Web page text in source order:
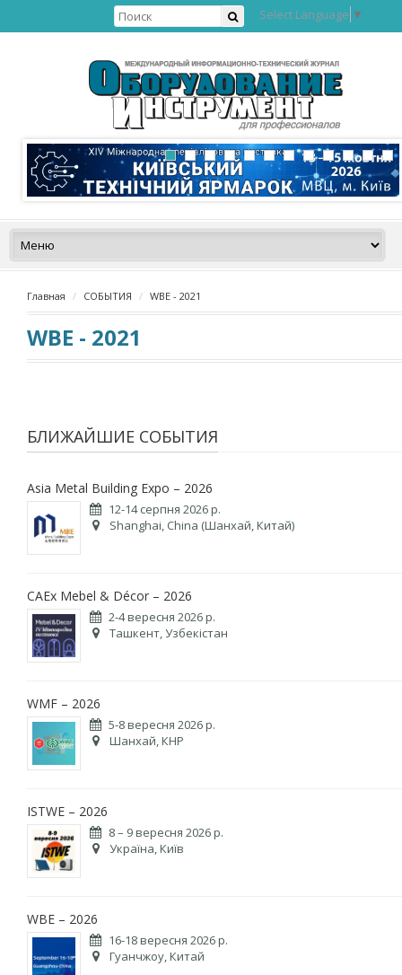
Select Language ▼
Главная СОБЫТИЯ WBE - 2021
WBE - 2021
БЛИЖАЙШИЕ СОБЫТИЯ
Asia Metal Building Expo – 2026
12-14 серпня 2026 р.
Shanghai, China (Шанхай, Китай)
CAEx Mebel & Décor – 2026
2-4 вересня 2026 р.
Ташкент, Узбекістан
WMF – 2026
5-8 вересня 2026 р.
Шанхай, КНР
ISTWE – 2026
8 – 9 вересня 2026 р.
Україна, Київ
WBE – 2026
16-18 вересня 2026 р.
Гуанчжоу, Китай